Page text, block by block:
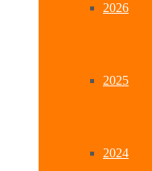
2026
2025
2024